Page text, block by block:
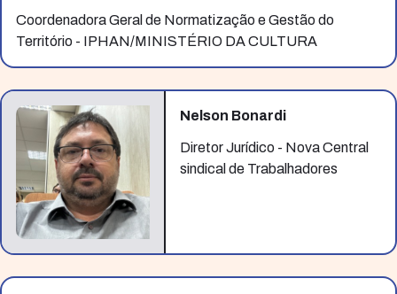
Coordenadora Geral de Normatização e Gestão do
Território - IPHAN/MINISTÉRIO DA CULTURA
Nelson Bonardi
Diretor Jurídico - Nova Central
sindical de Trabalhadores